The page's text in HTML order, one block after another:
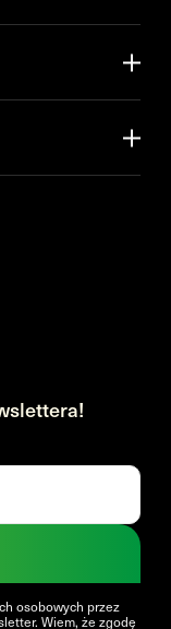
osobowych przez
Wiem, że zgodę